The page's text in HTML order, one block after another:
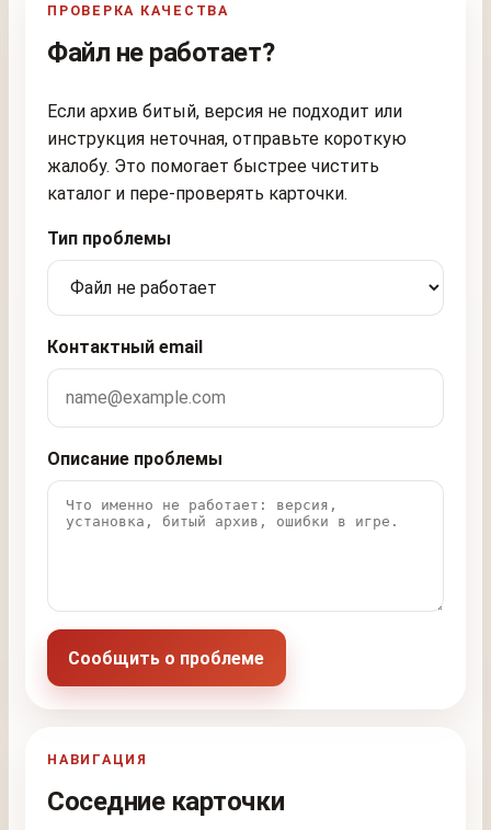
ПРОВЕРКА КАЧЕСТВА
Файл не работает?
Если архив битый, версия не подходит или
инструкция неточная, отправьте короткую
жалобу. Это помогает быстрее чистить
каталог и пере-проверять карточки.
Тип проблемы
Контактный email
Описание проблемы
Сообщить о проблеме
НАВИГАЦИЯ
Соседние карточки